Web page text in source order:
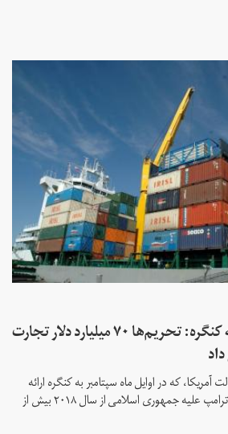
گزارش دولت آمریکا به کنگره: تحریم‌ها ۷۰ میلیارد دلار تجارت
که در اوایل ماه سپتامبر به کنگره ارائه
شد، تحریم‌های دولت دونالد ترامپ علیه جمهوری اسلامی از سال ۲۰۱۸ بیش از